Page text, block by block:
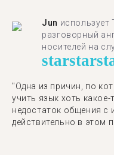
Jun использует
разговорный
носителей на
starstar
"Одна из причин, по
учить язык хоть
недостаток общения с
действительно в этом